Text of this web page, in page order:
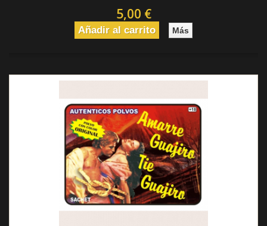
5,00 €
Añadir al carrito Más